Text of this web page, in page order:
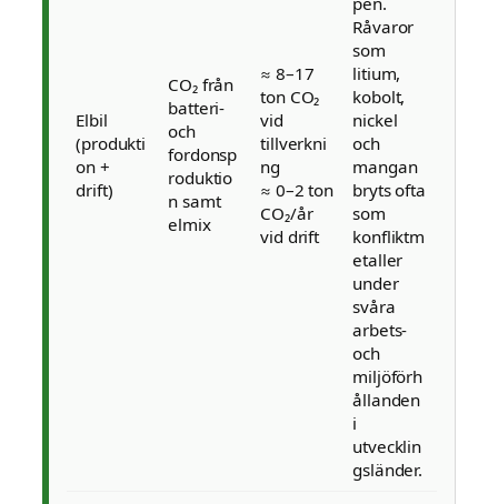
Elbil
(produkti
on +
drift)
CO₂ från
batteri-
och
fordonsp
roduktio
n samt
elmix
≈ 8–17
ton CO₂
vid
tillverkni
ng
≈ 0–2 ton
CO₂/år
vid drift
Råvaror
som
litium,
kobolt,
nickel
och
mangan
bryts ofta
som
konfliktm
etaller
under
svåra
arbets-
och
miljöförh
ållanden
i
utvecklin
gsländer.